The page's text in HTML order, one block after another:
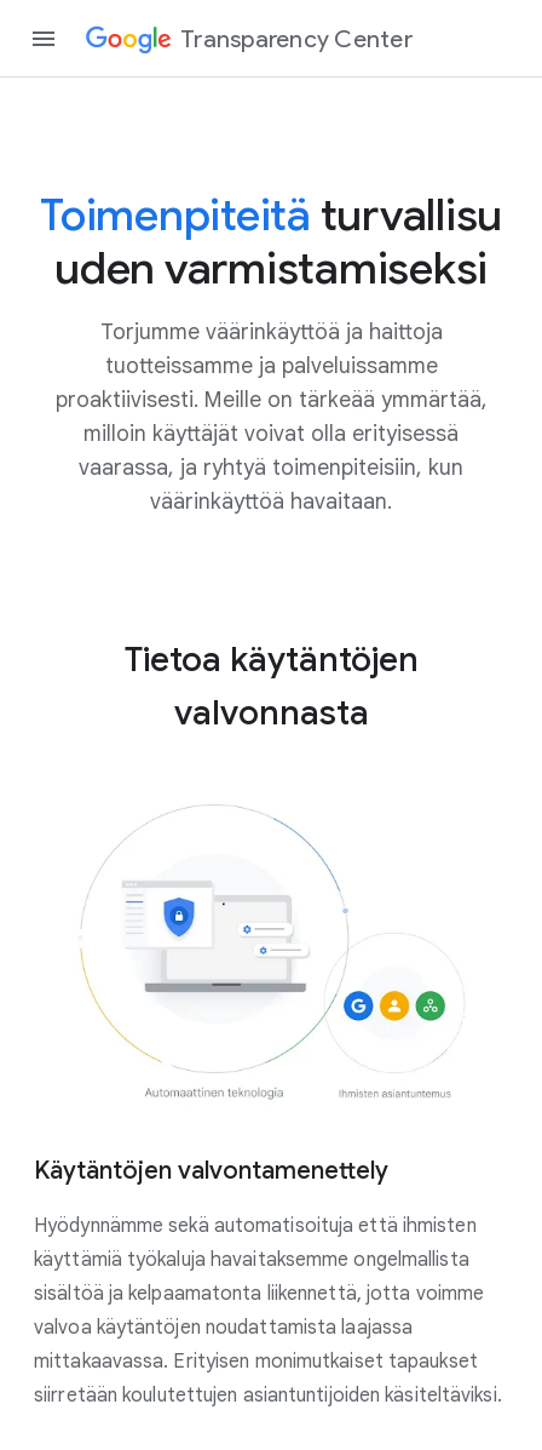
Transparency Center
Toimenpiteitä turvallisu
uden varmistamiseksi
Torjumme väärinkäyttöä ja haittoja
tuotteissamme ja palveluissamme
proaktiivisesti. Meille on tärkeää ymmärtää,
milloin käyttäjät voivat olla erityisessä
vaarassa, ja ryhtyä toimenpiteisiin, kun
väärinkäyttöä havaitaan.
Tietoa käytäntöjen
valvonnasta
Käytäntöjen valvontamenettely
Hyödynnämme sekä automatisoituja että ihmisten
käyttämiä työkaluja havaitaksemme ongelmallista
sisältöä ja kelpaamatonta liikennettä, jotta voimme
valvoa käytäntöjen noudattamista laajassa
mittakaavassa. Erityisen monimutkaiset tapaukset
siirretään koulutettujen asiantuntijoiden käsiteltäviksi.